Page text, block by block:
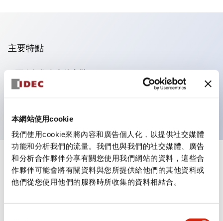
本網站使用cookie
我們使用cookie來將內容和廣告個人化，以提供社交媒體
功能和分析我們的流量。我們也與我們的社交媒體、廣告
和分析合作夥伴分享有關您使用我們網站的資料，這些合
作夥伴可能會將有關資料與您所提供給他們的其他資料或
他們從您使用他們的服務時所收集的資料相結合。
主要特點
可進行集合密著安裝
附鎖選擇開關採用高安全性的彈子鎖結構
規格 顯示全部
審美規範